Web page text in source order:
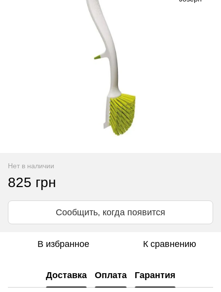
Нет в наличии
825 грн
Сообщить, когда появится
В избранное К сравнению
Доставка Оплата Гарантия